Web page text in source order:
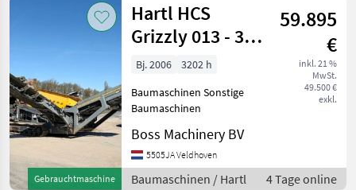
Kategorie 4 Land Filter
PFAD
Bautechnik
Baumaschinen
Baumaschinen
Zurücksetzen
1
Ergebnisse
anzeigen
Gebrauchtmaschine
Hartl HCS
Grizzly 013 - 3
Conveyors / Only
3202 Hours!
59.895
€
inkl. 21 %
MwSt.
49.500 €
exkl.
Bj. 2006
3202 h
Baumaschinen Sonstige
Baumaschinen
Boss Machinery BV
5505JA Veldhoven
Baumaschinen / Hartl 4 Tage online